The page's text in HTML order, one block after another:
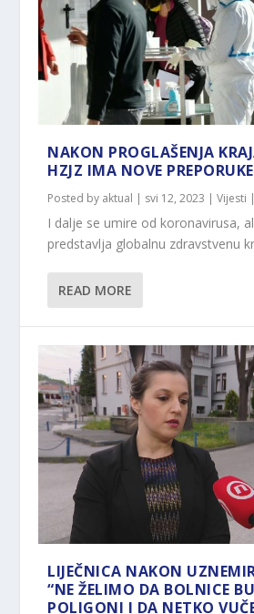
NAKON PROGLAŠENJA
HZJZ IMA NOVE
Posted by aktual | svi 12, 2023 |Vijesti
I dalje se umire od koronavirusa,
predstavlja globalnu zdravstvenu
READ MORE
LIJEČNICA NAKON
“NE ŽELIMO DA BOLNICE
POLIGONI I DA NETKO